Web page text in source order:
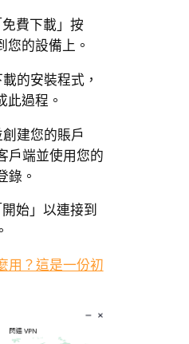
費下載」按
您的設備上。
的安裝程式，
此過程。
建您的賬戶
戶端並使用您的
錄。
始」以連接到
用？這是一份初